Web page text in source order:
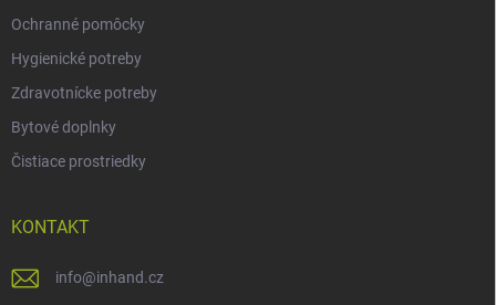
Ochranné pomôcky
Hygienické potreby
Zdravotnícke potreby
Bytové doplnky
Čistiace prostriedky
KONTAKT
info@inhand.cz